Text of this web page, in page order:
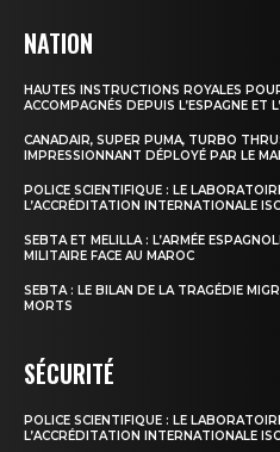
NATION
HAUTES INSTRUCTIONS ROYALES
ACCOMPAGNÉS DEPUIS L’ESPAGNE ET
CANADAIR, SUPER PUMA, TURBO
IMPRESSIONNANT DÉPLOYÉ PAR LE
POLICE SCIENTIFIQUE : LE
L’ACCRÉDITATION INTERNATIONALE
SEBTA ET MELILLA : L’ARMÉE
MILITAIRE FACE AU MAROC
SEBTA : LE BILAN DE LA TRAGÉDIE
MORTS
SÉCURITÉ
POLICE SCIENTIFIQUE : LE
L’ACCRÉDITATION INTERNATIONALE